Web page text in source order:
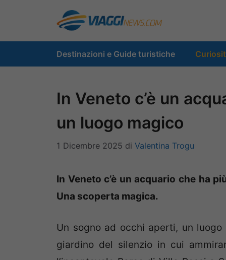
contenuto
Destinazioni e Guide turistiche
In Veneto c’è un
un luogo magico
1 Dicembre 2025 di Valentina Trogu
In Veneto c’è un acquario che ha
Una scoperta magica.
Un sogno ad occhi aperti, un
giardino del silenzio in cui